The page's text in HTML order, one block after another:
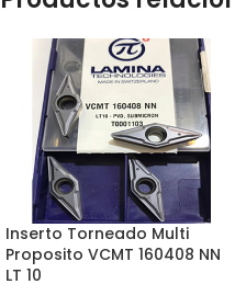
Inserto Torneado Multi
Proposito VCMT 160408 NN
LT 10